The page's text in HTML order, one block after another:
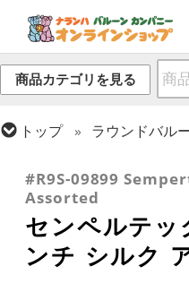
商品カテゴリを見る
トップ ラウンドバル
#R9S-09899
Assorted
センペルテッ
ンチ シルク